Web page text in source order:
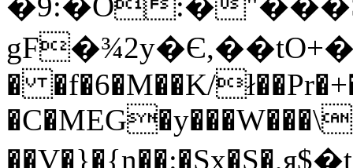
� �f�6�M��K/